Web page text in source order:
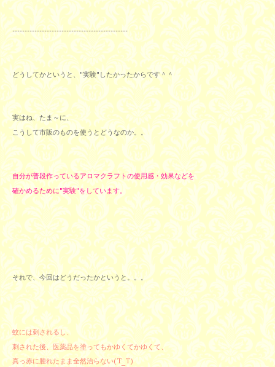
-----------------------------------------------
どうしてかというと、"実験"したかったからです＾＾
実はね、たま～に、
こうして市販のものを使うとどうなのか。。
自分が普段作っているアロマクラフトの使用感・効果などを
確かめるために"実験"をしています。
それで、今回はどうだったかというと。。。
蚊には刺されるし、
刺された後、医薬品を塗ってもかゆくてかゆくて、
真っ赤に腫れたまま全然治らない(T_T)